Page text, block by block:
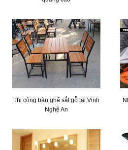
Thi công bàn ghế sắt gỗ tại Vinh
Nghệ An